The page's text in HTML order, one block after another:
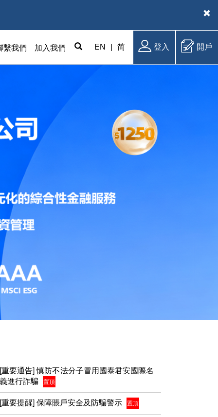
繫我們 加入我們 EN 简 登入 開戶
[重要通告] 慎防不法分子冒用國泰君安國際名
義進行詐騙
置頂
[重要提醒] 保障賬戶安全及防騙警示 置頂